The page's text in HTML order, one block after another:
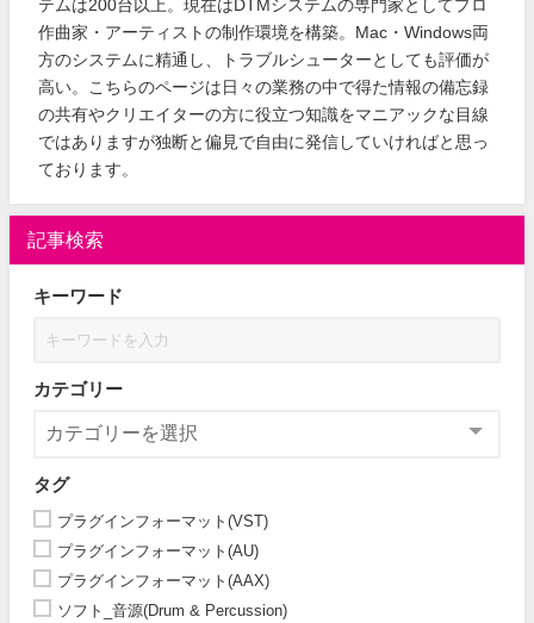
テムは200台以上。現在はDTMシステムの専門家としてプロ
作曲家・アーティストの制作環境を構築。Mac・Windows両
方のシステムに精通し、トラブルシューターとしても評価が
高い。こちらのページは日々の業務の中で得た情報の備忘録
の共有やクリエイターの方に役立つ知識をマニアックな目線
ではありますが独断と偏見で自由に発信していければと思っ
ております。
記事検索
キーワード
カテゴリー
タグ
プラグインフォーマット(VST)
プラグインフォーマット(AU)
プラグインフォーマット(AAX)
ソフト_音源(Drum & Percussion)